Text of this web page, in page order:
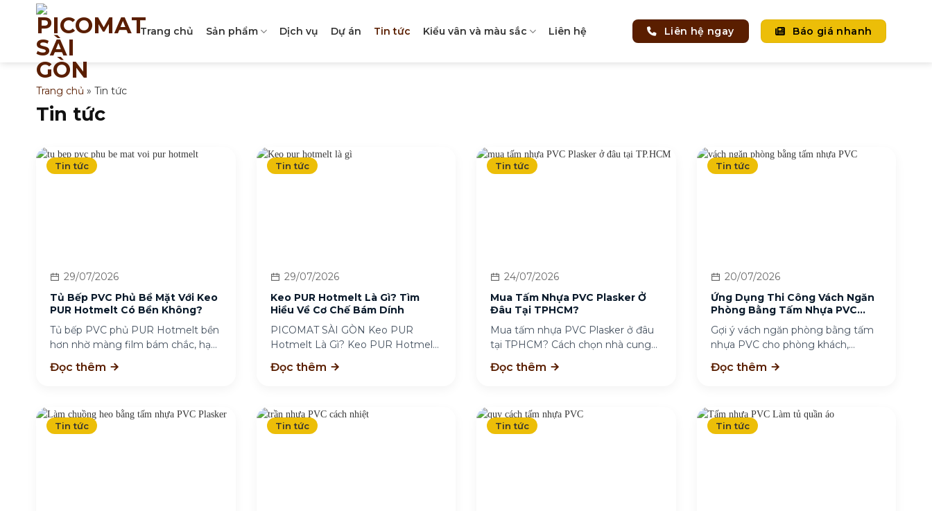
Trang chủ Sản phẩm Dịch vụ Dự án Tin tức Kiểu vân và màu sắc Liên hệ Liên hệ ngay Báo giá nhanh
Trang chủ » Tin tức
Tin tức
Tin tức
29/07/2026
Tủ Bếp PVC Phủ Bề Mặt Với Keo
PUR Hotmelt Có Bền Không?
Tủ bếp PVC phủ PUR Hotmelt bền
hơn nhờ màng film bám chắc, hạn
Đọc thêm
Tin tức
29/07/2026
Keo PUR Hotmelt Là Gì? Tìm
Hiều Về Cơ Chế Bám Dính
PICOMAT SÀI GÒN Keo PUR
Hotmelt Là Gì? Keo PUR Hotmelt
Đọc thêm
Tin tức
24/07/2026
Mua Tấm Nhựa PVC Plasker Ở
Đâu Tại TPHCM?
Mua tấm nhựa PVC Plasker ở đâu
tại TPHCM? Cách chọn nhà cung
Đọc thêm
Tin tức
20/07/2026
Ứng Dụng Thi Công Vách Ngăn
Phòng Bằng Tấm Nhựa PVC
Gợi ý vách ngăn phòng bằng tấm
nhựa PVC cho phòng khách,
Đọc thêm
Tin tức Tin tức Tin tức Tin tức